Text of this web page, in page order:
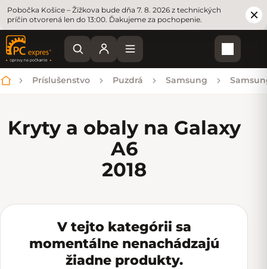
Pobočka Košice – Žižkova bude dňa 7. 8. 2026 z technických
príčin otvorená len do 13:00. Ďakujeme za pochopenie.
Domov
Príslušenstvo Puzdrá Samsung
Kryty a obaly na Galaxy
A6
2018
V tejto kategórii sa
momentálne nenachádzajú
žiadne produkty.